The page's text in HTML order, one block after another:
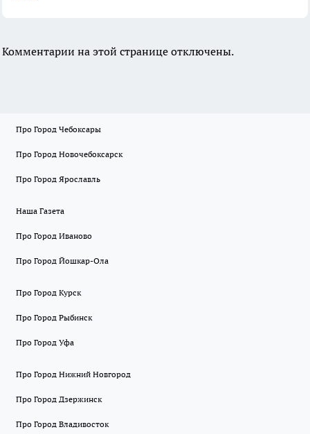
Комментарии на этой странице отключены.
Про Город Чебоксары
Про Город Новочебоксарск
Про Город Ярославль
Наша Газета
Про Город Иваново
Про Город Йошкар-Ола
Про Город Курск
Про Город Рыбинск
Про Город Уфа
Про Город Нижний Новгород
Про Город Дзержинск
Про Город Владивосток